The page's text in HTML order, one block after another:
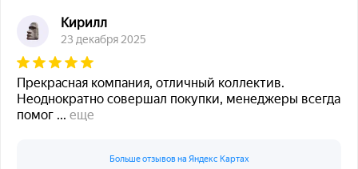
Кирилл
23 декабря 2025
Прекрасная компания, отличный коллектив.
Неоднократно совершал покупки, менеджеры всегда
помог ... еще
Больше отзывов на Яндекс Картах